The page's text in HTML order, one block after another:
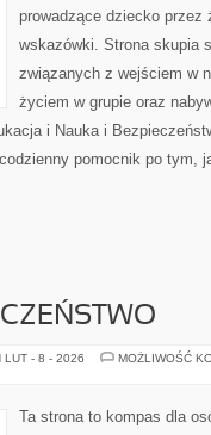
prowadzące dziecko przez
wskazówki. Strona skupia
związanych z wejściem w
życiem w grupie oraz
i Nauka i
pomocnik po tym,
LUT - 8 - 2026
MOŻLIWOŚĆ
Ta strona to kompas dla